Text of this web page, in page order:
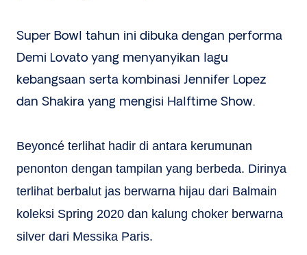
Super Bowl tahun ini dibuka dengan performa
Demi Lovato yang menyanyikan lagu
kebangsaan serta kombinasi Jennifer Lopez
dan Shakira yang mengisi Halftime Show.
Beyoncé terlihat hadir di antara kerumunan
penonton dengan tampilan yang berbeda. Dirinya
terlihat berbalut jas berwarna hijau dari Balmain
koleksi Spring 2020 dan kalung choker berwarna
silver dari Messika Paris.